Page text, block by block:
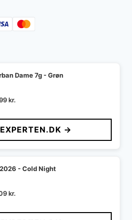
Dame 7g - Grøn
kr..
kr.
pris
er:
4.399 kr..
→
- Cold Night
kr.
pris